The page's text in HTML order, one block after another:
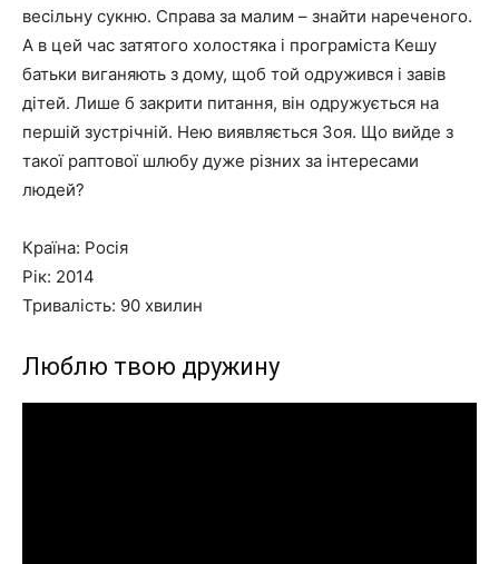
весільну сукню. Справа за малим – знайти нареченого.
А в цей час затятого холостяка і програміста Кешу
батьки виганяють з дому, щоб той одружився і завів
дітей. Лише б закрити питання, він одружується на
першій зустрічній. Нею виявляється Зоя. Що вийде з
такої раптової шлюбу дуже різних за інтересами
людей?
Країна: Росія
Рік: 2014
Тривалість: 90 хвилин
Люблю твою дружину